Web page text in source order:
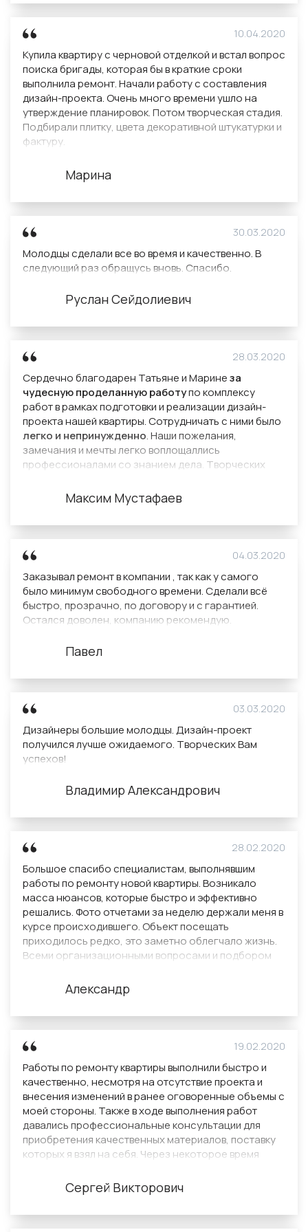
будут вытягивать всё больше и больше денег (к
10.04.2020
Марина
Купила квартиру с черновой отделкой и встал вопрос
поиска бригады, которая бы в краткие сроки
выполнила ремонт. Начали работу с составления
дизайн-проекта. Очень много времени ушло на
утверждение планировок. Потом творческая стадия.
Подбирали плитку, цвета декоративной штукатурки и
фактуру.
стала практический готовая для проживания
квартира, поскольку часть мебели ещё доставляли
некоторое время. Спасибо Домострой за
прекрасные результаты. Все организационные
вопросы решала компания, мне не приходилось ни о
баллов!
30.03.2020
Руслан Сейдолиевич
Молодцы сделали все во время и качественно. В
следующий раз обращусь вновь. Спасибо.
28.03.2020
Максим Мустафаев
Сердечно благодарен Татьяне и Маринеза
чудесную проделанную работупо комплексу
работ в рамках подготовки и реализации дизайн-
проекта нашей квартиры. Сотрудничать с ними было
легко и непринужденно. Наши пожелания,
замечания и мечты легко воплощаллись
профессионалами со знанием дела. Творческих
частности, так и компании в целом. С Уважением,
04.03.2020
Павел
Заказывал ремонт в компании , так как у самого
было минимум свободного времени. Сделали всё
быстро, прозрачно, по договору и с гарантией.
Остался доволен, компанию рекомендую.
03.03.2020
Владимир Александрович
Дизайнеры большие молодцы. Дизайн-проект
получился лучше ожидаемого. Творческих Вам
успехов!
28.02.2020
Александр
Большое спасибо специалистам, выполнявшим
работы по ремонту новой квартиры. Возникало
масса нюансов, которые быстро и эффективно
решались. Фото отчетами за неделю держали меня в
курсе происходившего. Объект посещать
приходилось редко, это заметно облегчало жизнь.
Всеми организационными вопросами и подбором
организованность и ответственный подход к делу с
высоким качеством выполняемых работ.
Сотрудничеством с Домострой остался доволен.
19.02.2020
Сергей Викторович
Работы по ремонту квартиры выполнили быстро и
качественно, несмотря на отсутствие проекта и
внесения изменений в ранее оговоренные объемы с
моей стороны. Также в ходе выполнения работ
давались профессиональные консультации для
приобретения качественных материалов, поставку
которых я взял на себя. Через некоторое время
для выявления и устранения возможных мелких
недочетов, которых выявлено не было.